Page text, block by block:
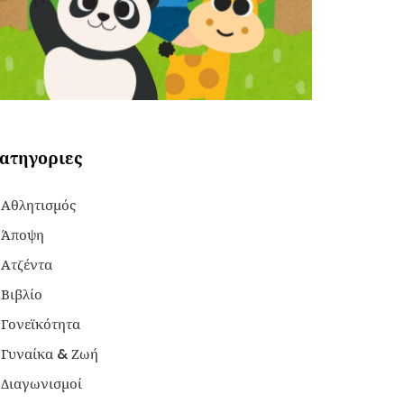
Αθλητισμός
Άποψη
Ατζέντα
Βιβλίο
Γονεϊκότητα
Γυναίκα & Ζωή
Διαγωνισμοί